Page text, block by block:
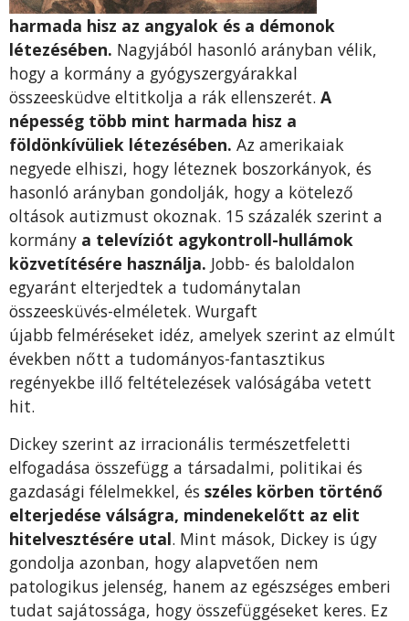
harmada hisz az angyalok és a démonok
létezésében. Nagyjából hasonló arányban vélik,
hogy a kormány a gyógyszergyárakkal
összeesküdve eltitkolja a rák ellenszerét. A
népesség több mint harmada hisz a
földönkívüliek létezésében. Az amerikaiak
negyede elhiszi, hogy léteznek boszorkányok, és
hasonló arányban gondolják, hogy a kötelező
oltások autizmust okoznak. 15 százalék szerint a
kormány a televíziót agykontroll-hullámok
közvetítésére használja. Jobb- és baloldalon
egyaránt elterjedtek a tudománytalan
összeesküvés-elméletek. Wurgaft
újabb felméréseket idéz, amelyek szerint az elmúlt
években nőtt a tudományos-fantasztikus
regényekbe illő feltételezések valóságába vetett
hit.
Dickey szerint az irracionális természetfeletti
elfogadása összefügg a társadalmi, politikai és
gazdasági félelmekkel, és széles körben történő
elterjedése válságra, mindenekelőtt az elit
hitelvesztésére utal. Mint mások, Dickey is úgy
gondolja azonban, hogy alapvetően nem
patologikus jelenség, hanem az egészséges emberi
tudat sajátossága, hogy összefüggéseket keres. Ez